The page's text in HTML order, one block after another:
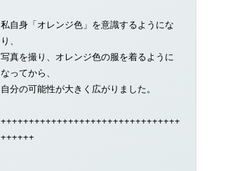
私自身「オレンジ色」を意識するようにな
り、
写真を撮り、オレンジ色の服を着るように
なってから、
自分の可能性が大きく広がりました。
++++++++++++++++++++++++++++++++
++++++